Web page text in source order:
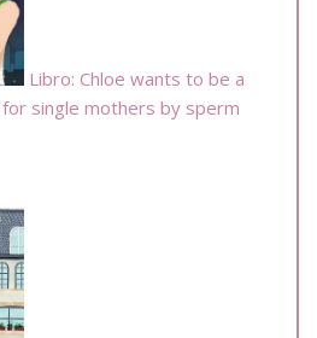
Libro: Chloe wants to be a
single mothers by sperm